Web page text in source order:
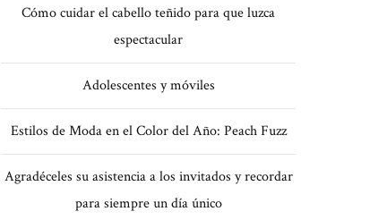
Cómo cuidar el cabello teñido para que luzca
espectacular
Adolescentes y móviles
Estilos de Moda en el Color del Año: Peach Fuzz
Agradéceles su asistencia a los invitados y recordar
para siempre un día único